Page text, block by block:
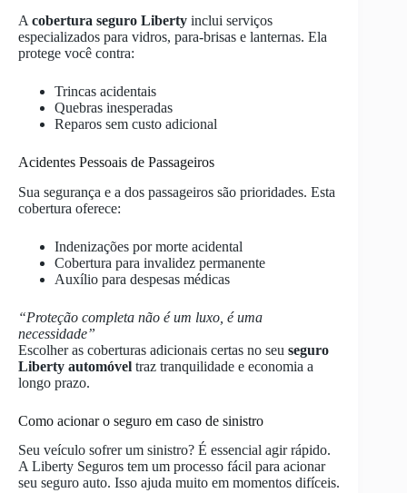
A cobertura seguro Liberty inclui serviços
especializados para vidros, para-brisas e lanternas. Ela
protege você contra:
Trincas acidentais
Quebras inesperadas
Reparos sem custo adicional
Acidentes Pessoais de Passageiros
Sua segurança e a dos passageiros são prioridades. Esta
cobertura oferece:
Indenizações por morte acidental
Cobertura para invalidez permanente
Auxílio para despesas médicas
“Proteção completa não é um luxo, é uma
necessidade”
Escolher as coberturas adicionais certas no seu seguro
Liberty automóvel traz tranquilidade e economia a
longo prazo.
Como acionar o seguro em caso de sinistro
Seu veículo sofrer um sinistro? É essencial agir rápido.
A Liberty Seguros tem um processo fácil para acionar
seu seguro auto. Isso ajuda muito em momentos difíceis.